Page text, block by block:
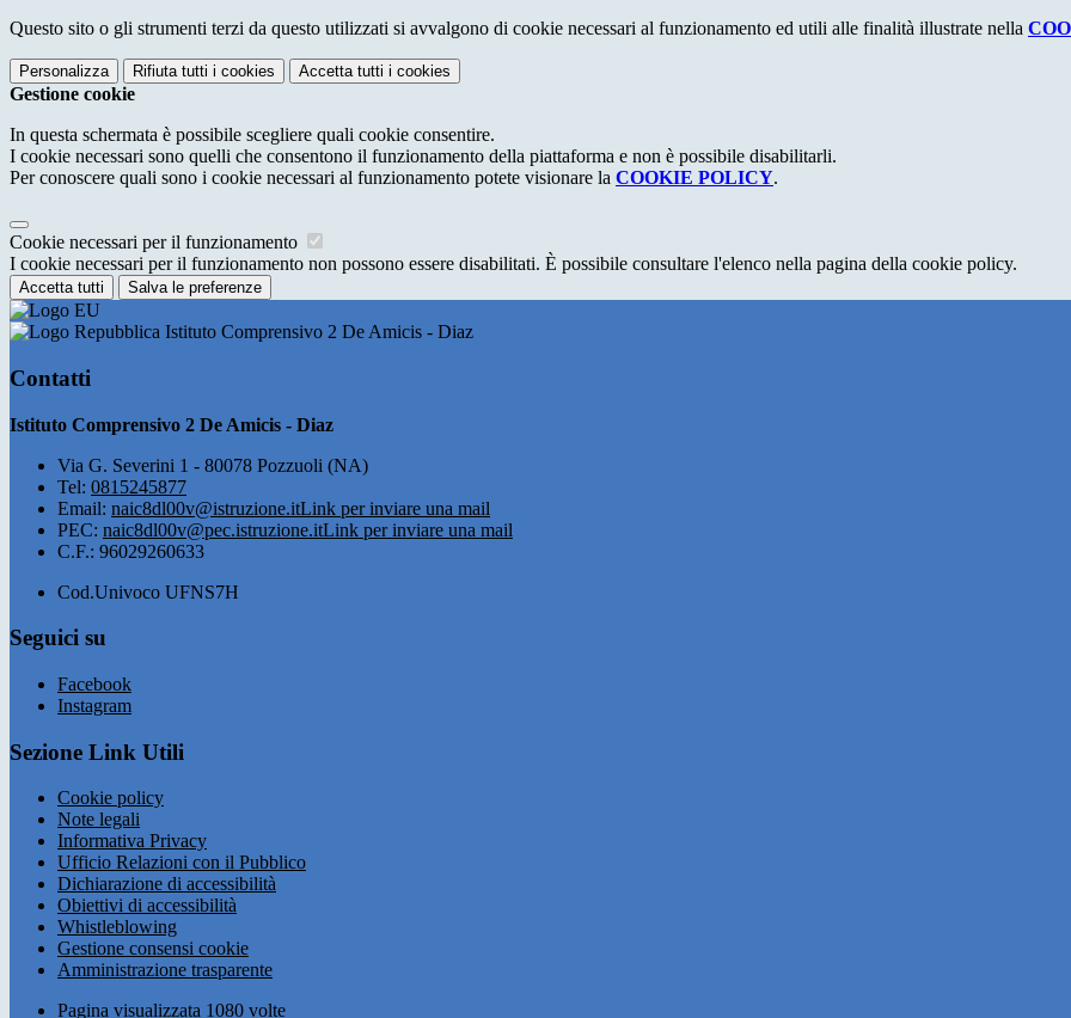
Questo sito o gli strumenti terzi da questo utilizzati si avvalgono di cookie necessari al funzionamento ed utili alle finalità illustrate nella
Personalizza Rifiuta tutti i cookies Accetta tutti i cookies
Gestione cookie
In questa schermata è possibile scegliere quali cookie consentire.
I cookie necessari sono quelli che consentono il funzionamento della piattaforma e non è possibile disabilitarli.
Per conoscere quali sono i cookie necessari al funzionamento potete visionare la COOKIE POLICY.
Cookie necessari per il funzionamento
I cookie necessari per il funzionamento non possono essere disabilitati. È possibile consultare l'elenco nella pagina della cookie policy.
Accetta tutti Salva le preferenze
Istituto Comprensivo 2 De Amicis - Diaz
Contatti
Istituto Comprensivo 2 De Amicis - Diaz
Via G. Severini 1 - 80078 Pozzuoli (NA)
Tel: 0815245877
Email: naic8dl00v@istruzione.itLink per inviare una mail
PEC: naic8dl00v@pec.istruzione.itLink per inviare una mail
C.F.: 96029260633
Cod.Univoco UFNS7H
Seguici su
Facebook
Instagram
Sezione Link Utili
Cookie policy
Note legali
Informativa Privacy
Ufficio Relazioni con il Pubblico
Dichiarazione di accessibilità
Obiettivi di accessibilità
Whistleblowing
Gestione consensi cookie
Amministrazione trasparente
Pagina visualizzata 1080 volte